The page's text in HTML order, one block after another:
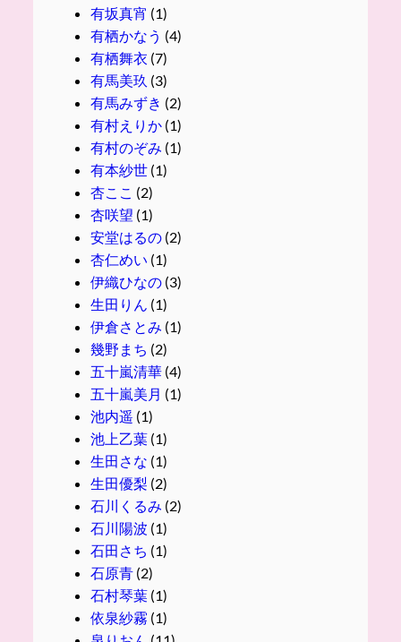
有坂真宵 (1)
有栖かなう (4)
有栖舞衣 (7)
有馬美玖 (3)
有馬みずき (2)
有村えりか(1)
有村のぞみ (1)
有本紗世(1)
杏ここ (2)
杏咲望 (1)
安堂はるの(2)
杏仁めい (1)
伊織ひなの(3)
生田りん (1)
伊倉さとみ (1)
幾野まち (2)
五十嵐清華(4)
五十嵐美月 (1)
池内遥 (1)
池上乙葉(1)
生田さな (1)
生田優梨 (2)
石川くるみ (2)
石川陽波 (1)
石田さち (1)
石原青(2)
石村琴葉(1)
依泉紗霧 (1)